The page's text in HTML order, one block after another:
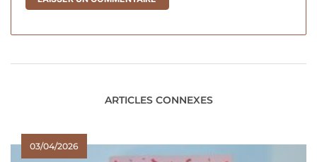
ARTICLES CONNEXES
03/04/2026